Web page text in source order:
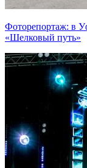
Фоторепортаж: в
«Шелковый путь»